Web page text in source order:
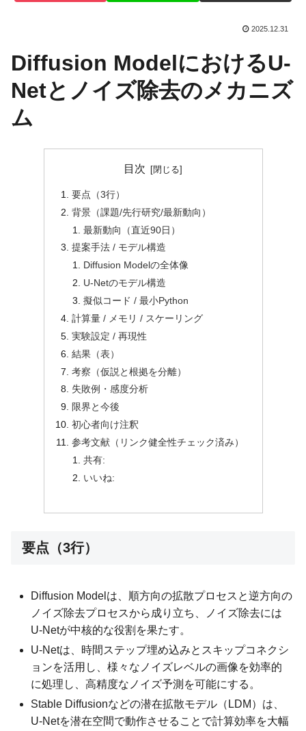
2025.12.31
Diffusion ModelにおけるU-
Netとノイズ除去のメカニズ
ム
目次
要点（3行）
背景（課題/先行研究/最新動向）
最新動向（直近90日）
提案手法 / モデル構造
Diffusion Modelの全体像
U-Netのモデル構造
擬似コード / 最小Python
計算量 / メモリ / スケーリング
実験設定 / 再現性
結果（表）
考察（仮説と根拠を分離）
失敗例・感度分析
限界と今後
初心者向け注釈
参考文献（リンク健全性チェック済み）
共有:
いいね:
要点（3行）
Diffusion Modelは、順方向の拡散プロセスと逆方向の
ノイズ除去プロセスから成り立ち、ノイズ除去には
U-Netが中核的な役割を果たす。
U-Netは、時間ステップ埋め込みとスキップコネクシ
ョンを活用し、様々なノイズレベルの画像を効率的
に処理し、高精度なノイズ予測を可能にする。
Stable Diffusionなどの潜在拡散モデル（LDM）は、
U-Netを潜在空間で動作させることで計算効率を大幅